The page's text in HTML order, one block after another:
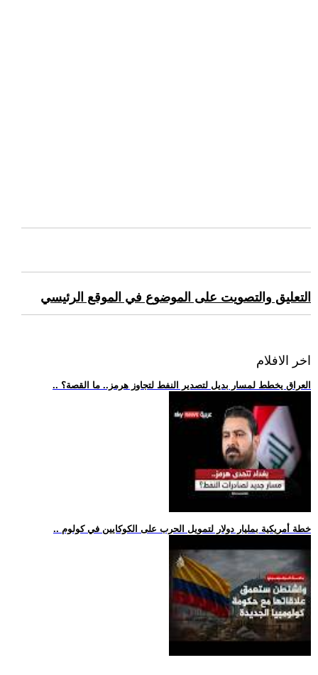
التعليق والتصويت على الموضوع في الموقع الرئيسي
اخر الافلام
.. العراق يخطط لمسار بديل لتصدير النفط لتجاوز هرمز.. ما القصة؟
.. خطة أمريكية بمليار دولار لتمويل الحرب على الكوكايين في كولوم